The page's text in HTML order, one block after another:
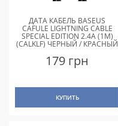
ДАТА КАБЕЛЬ BASEUS
CAFULE LIGHTNING CABLE
SPECIAL EDITION 2.4A (1M)
(CALKLF) ЧЕРНЫЙ / КРАСНЫЙ
179 грн
КУПИТЬ